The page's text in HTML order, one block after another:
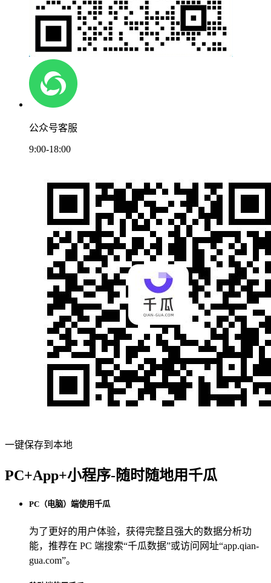
公众号客服
9:00-18:00
一键保存到本地
PC+App+小程序-随时随地用千瓜
PC（电脑）端使用千瓜
为了更好的用户体验，获得完整且强大的数据分析功
能，推荐在 PC 端搜索“千瓜数据”或访问网址“app.qian-
gua.com”。